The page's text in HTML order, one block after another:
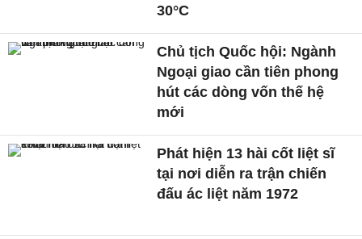
30°C
Chủ tịch Quốc hội: Ngành
Ngoại giao cần tiên phong
hút các dòng vốn thế hệ
mới
Phát hiện 13 hài cốt liệt sĩ
tại nơi diễn ra trận chiến
đấu ác liệt năm 1972